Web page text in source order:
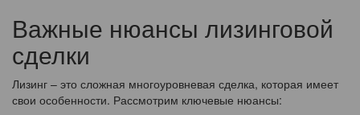
Важные нюансы лизинговой
сделки
Лизинг – это сложная многоуровневая сделка, которая имеет
свои особенности. Рассмотрим ключевые нюансы: